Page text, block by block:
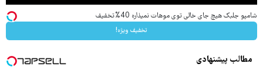
شامپو جلبک هیچ جای خالی توی موهات نمیذاره 40%تخفیف
تخفیف ویژه!
مطالب پیشنهادی